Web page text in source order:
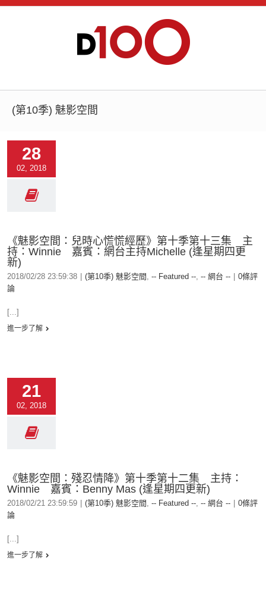
(第10季) 魅影空間
28
02, 2018
《魅影空間：兒時心慌慌經歷》第十季第十三集 主
持：Winnie 嘉賓：網台主持Michelle (逢星期四更
新)
2018/02/28 23:59:38 (第10季) 魅影空間 , -- Featured --, -- 網台 --
0條評
論
[...]
進一步了解
21
02, 2018
《魅影空間：殘忍情降》第十季第十二集 主持：
Winnie 嘉賓：Benny Mas (逢星期四更新)
2018/02/21 23:59:59 (第10季) 魅影空間 , -- Featured --, -- 網台 --
0條評
論
[...]
進一步了解